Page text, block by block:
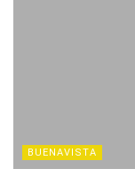
BUENAVISTA